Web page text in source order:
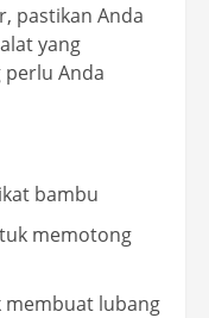
pastikan Anda
yang
Anda
bambu
memotong
membuat lubang